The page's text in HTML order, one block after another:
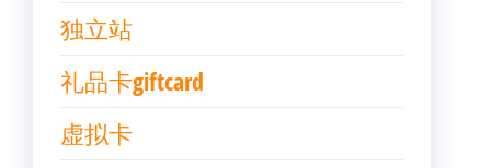
独立站
礼品卡giftcard
虚拟卡